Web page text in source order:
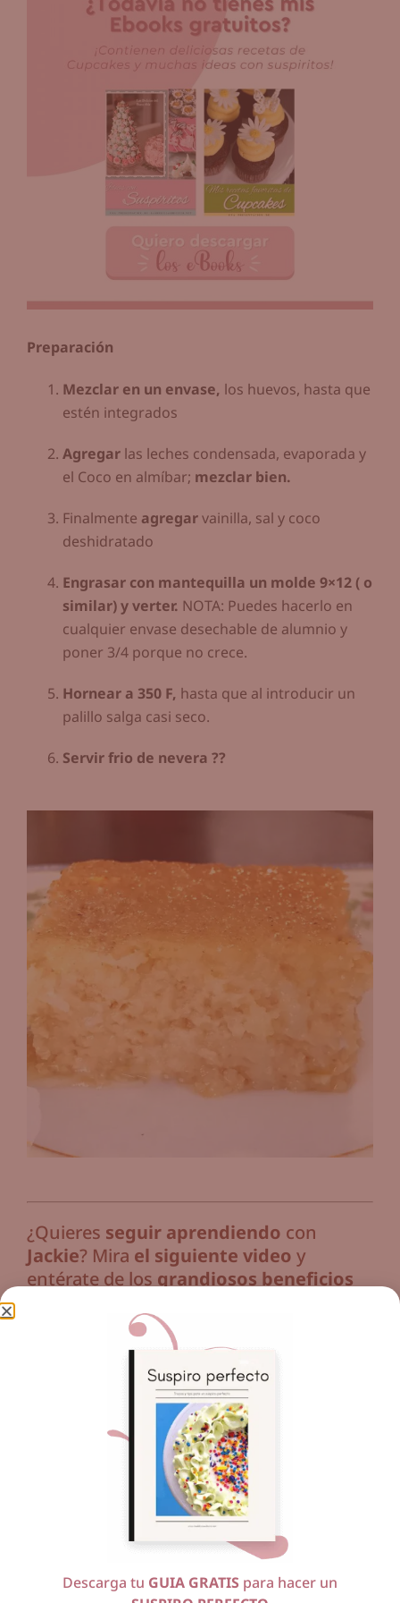
Preparación
Mezclar en un envase, los huevos, hasta que
estén integrados
Agregar las leches condensada, evaporada y
el Coco en almíbar; mezclar bien.
Finalmente agregarvainilla, sal y coco
deshidratado
Engrasar con mantequilla un molde 9×12 ( o
similar) y verter. NOTA: Puedes hacerlo en
cualquier envase desechable de alumnio y
poner 3/4 porque no crece.
Hornear a 350 F, hasta que al introducir un
palillo salga casi seco.
Servir frio de nevera ??
¿Quieres seguir aprendiendo con
Jackie? Mira el siguiente video y
entérate de los grandiosos beneficios
Descarga tu GUIA GRATIS para hacer un